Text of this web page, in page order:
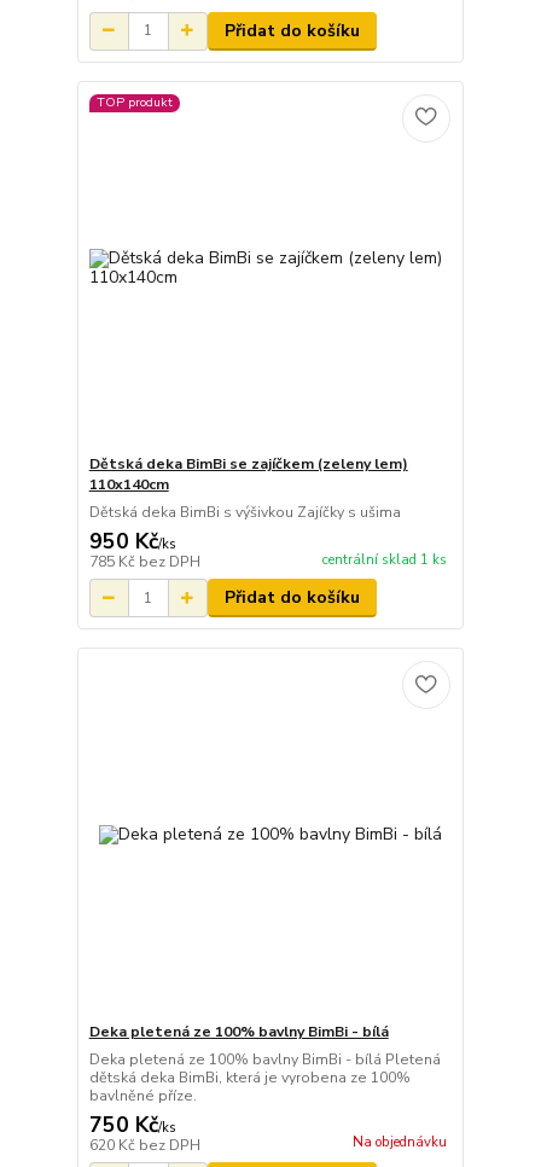
Přidat do košíku
TOP produkt
Dětská deka BimBi se zajíčkem (zeleny lem)
110x140cm
Dětská deka BimBi s výšivkou Zajíčky s ušima
950 Kč/ks
785 Kč bez DPH centrální sklad 1 ks
Přidat do košíku
Deka pletená ze 100% bavlny BimBi - bílá
Deka pletená ze 100% bavlny BimBi - bílá Pletená
dětská deka BimBi, která je vyrobena ze 100%
bavlněné příze.
750 Kč/ks
620 Kč bez DPH Na objednávku